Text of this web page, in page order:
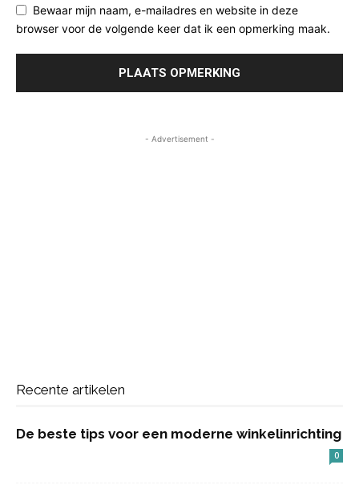
Bewaar mijn naam, e-mailadres en website in deze
browser voor de volgende keer dat ik een opmerking maak.
- Advertisement -
Recente artikelen
De beste tips voor een moderne winkelinrichting
0